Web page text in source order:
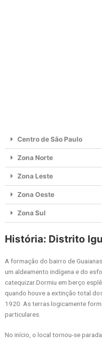
Centro de São Paulo
Zona Norte
Zona Leste
Zona Oeste
Zona Sul
História: Distrito
A formação do bairro de
um aldeamento indígena e do
catequizar.Dormiu em berço
quando houve a extinção total
1920. As terras logicamente
particulares.
No início, o local tornou-se